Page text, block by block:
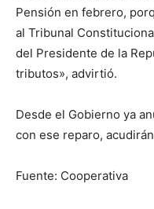
Pensión en febrero,
al Tribunal
del Presidente de la
tributos», advirtió.
Desde el Gobierno ya
con ese reparo,
Fuente: Cooperativa